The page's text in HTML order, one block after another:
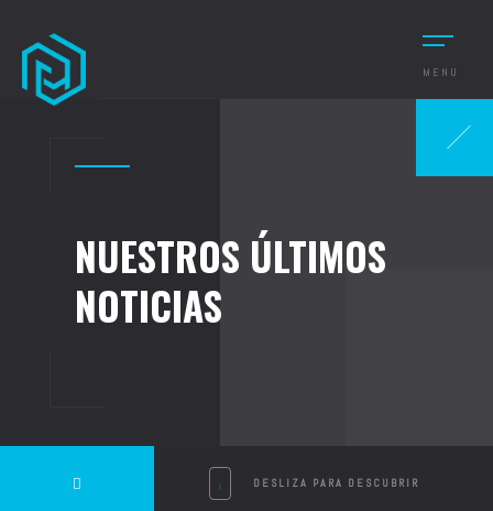
MENU
NUESTROS ÚLTIMOS
NOTICIAS
DESLIZA PARA DESCUBRIR